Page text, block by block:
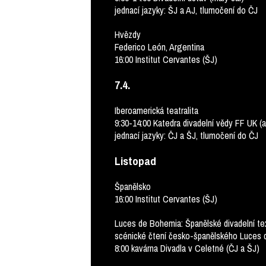
jednací jazyky: ŠJ a AJ, tlumočení do ČJ
Hvězdy
Federico León, Argentina
16:00 Institut Cervantes (ŠJ)
7.4.
Iberoamerická teatralita
9:30-14:00 Katedra divadelní vědy FF UK
jednací jazyky: ČJ a ŠJ, tlumočení do ČJ
Listopad
Španělsko
16:00 Institut Cervantes (ŠJ)
Luces de Bohemia: Španělské divadelní
scénické čtení česko-španělského Luces
8:00 kavárna Divadla v Celetné (ČJ a ŠJ)